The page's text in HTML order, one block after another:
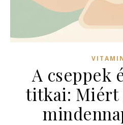
A cseppek
titkai: Miért